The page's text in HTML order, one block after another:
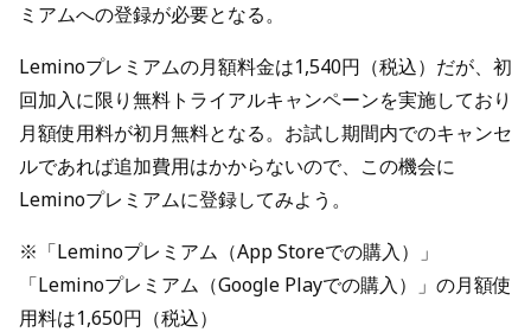
ミアムへの登録が必要となる。
Leminoプレミアムの月額料金は1,540円（税込）だが、初
回加入に限り無料トライアルキャンペーンを実施しており
月額使用料が初月無料となる。お試し期間内でのキャンセ
ルであれば追加費用はかからないので、この機会に
Leminoプレミアムに登録してみよう。
※「Leminoプレミアム（App Storeでの購入）」
「Leminoプレミアム（Google Playでの購入）」の月額使
用料は1,650円（税込）